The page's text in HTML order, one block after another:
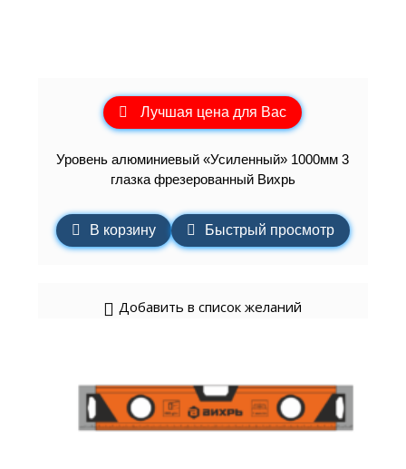
Лучшая цена для Вас
Уровень алюминиевый «Усиленный» 1000мм 3
глазка фрезерованный Вихрь
В корзину Быстрый просмотр
Добавить в список желаний